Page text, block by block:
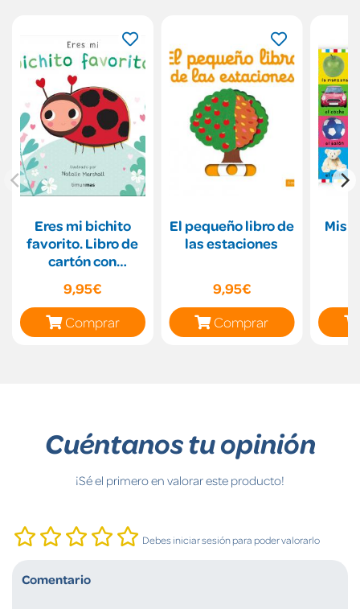
Eres mi bichito
favorito. Libro de
cartón con
9,95€
Comprar
El pequeño libro de
las estaciones
9,95€
Comprar
Mis
Cuéntanos tu opinión
¡Sé el primero en valorar este producto!
Debes iniciar sesión para poder valorarlo